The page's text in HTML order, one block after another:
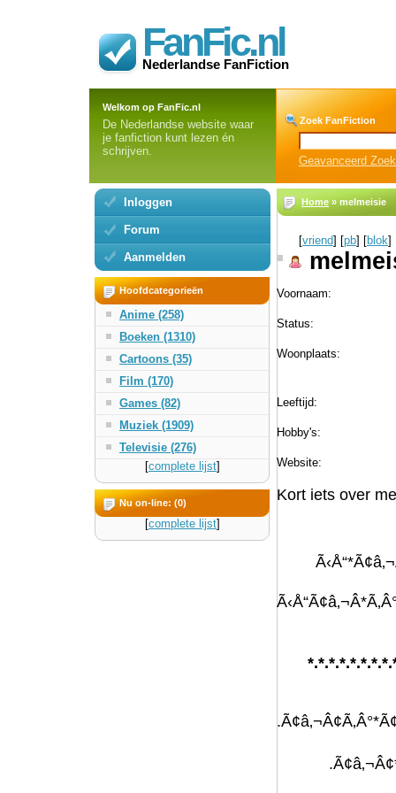
FanFic.nl
Nederlandse FanFiction
Welkom op FanFic.nl
De Nederlandse website waar
je fanfiction kunt lezen én
schrijven.
Zoek FanFiction
Geavanceerd
Inloggen
Forum
Aanmelden
Hoofdcategorieën
Anime (258)
Boeken (1310)
Cartoons (35)
Film (170)
Games (82)
Muziek (1909)
Televisie (276)
[complete lijst]
Nu on-line: (0)
[complete lijst]
Home » melmeisie
[vriend] [pb] [blok]
Voornaam:
Status:
Woonplaats:
Leeftijd:
Hobby's:
Website:
Kort iets over